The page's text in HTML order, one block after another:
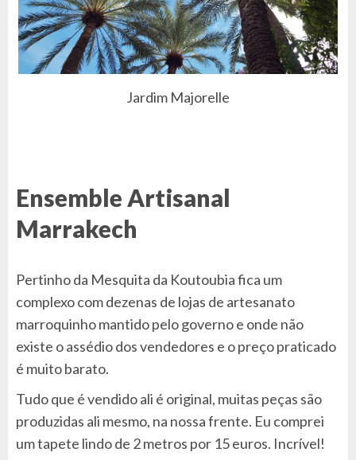
Jardim Majorelle
Ensemble Artisanal
Marrakech
Pertinho da Mesquita da Koutoubia fica um
complexo com dezenas de lojas de artesanato
marroquinho mantido pelo governo e onde não
existe o assédio dos vendedores e o preço praticado
é muito barato.
Tudo que é vendido ali é original, muitas peças são
produzidas ali mesmo, na nossa frente. Eu comprei
um tapete lindo de 2 metros por 15 euros. Incrível!